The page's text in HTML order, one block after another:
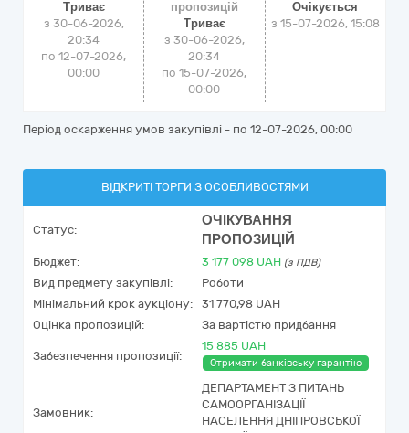
Триває
з 30-06-2026,
20:34
по 12-07-2026,
00:00
пропозицій
Триває
з 30-06-2026,
20:34
по 15-07-2026,
00:00
Очікується
з 15-07-2026, 15:08
Період оскарження умов закупівлі - по 12-07-2026, 00:00
ВІДКРИТІ ТОРГИ З ОСОБЛИВОСТЯМИ
Статус:
ОЧІКУВАННЯ
ПРОПОЗИЦІЙ
Бюджет: 3 177 098 UAH (з ПДВ)
Вид предмету закупівлі:
Роботи
Мінімальний крок аукціону:
31 770,98 UAH
Оцінка пропозицій:
За вартістю придбання
Забезпечення пропозиції:
15 885 UAH
Отримати банківську гарантію
Замовник:
ДЕПАРТАМЕНТ З ПИТАНЬ
САМООРГАНІЗАЦІЇ
НАСЕЛЕННЯ ДНІПРОВСЬКОЇ